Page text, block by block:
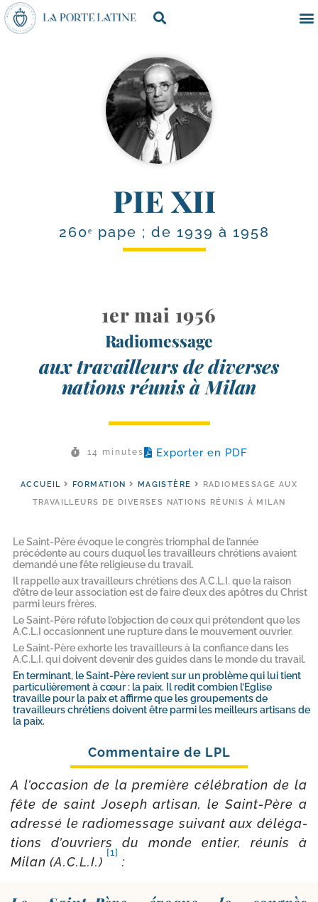
PIE XII
260ᵉ pape ; de 1939 à 1958
1er mai 1956
Radiomessage
aux travailleurs de diverses
nations réunis à Milan
14 minutes Exporter en PDF
ACCUEIL FORMATION MAGISTÈRE
RADIOMESSAGE AUX
TRAVAILLEURS DE DIVERSES NATIONS RÉUNIS À MILAN
Le Saint-​Père évoque le congrès triomphal de l’année
précédente au cours duquel les travailleurs chrétiens avaient
demandé une fête religieuse du travail.
Il rappelle aux travailleurs chrétiens des A.C.L.I. que la raison
d’être de leur association est de faire d’eux des apôtres du Christ
parmi leurs frères.
Le Saint-​Père réfute l’objection de ceux qui prétendent que les
A.C.L.I occasionnent une rupture dans le mouvement ouvrier.
Le Saint-​Père exhorte les travailleurs à la confiance dans les
A.C.L.I. qui doivent devenir des guides dans le monde du travail.
En terminant, le Saint-​Père revient sur un problème qui lui tient
particulièrement à cœur : la paix. Il redit combien l’Eglise
travaille pour la paix et affirme que les groupements de
travailleurs chrétiens doivent être parmi les meilleurs artisans de
la paix.
A l’oc­ca­sion de la pre­mière célé­bra­tion de la
fête de saint Joseph arti­san, le Saint-​Père a
adres­sé le radio­mes­sage sui­vant aux délé­ga­
tions d’ou­vriers du monde entier, réunis à
Milan (A.C.L.I.)
[1]
: